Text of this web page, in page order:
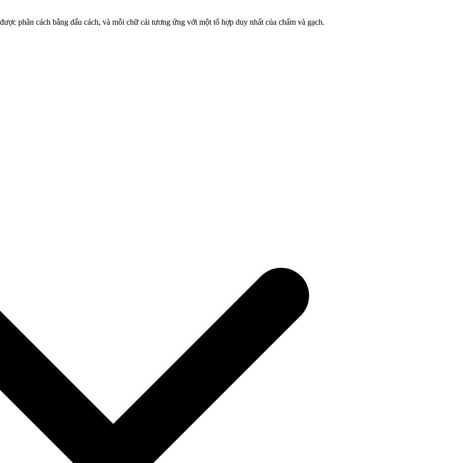
phân cách bằng dấu cách, và mỗi chữ cái tương ứng với một tổ hợp duy nhất của chấm và gạch.